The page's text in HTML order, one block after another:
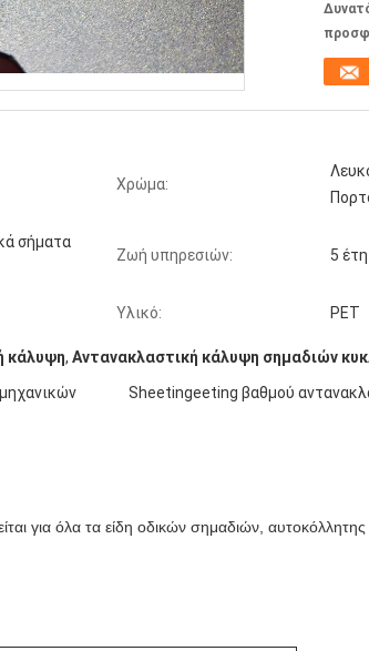
Χρώμα:
σήματα
Ζωή υπηρεσιών: 5 έτη
Υλικό: PET
κάλυψη, Αντανακλαστική κάλυψη σημαδιών
Sheetingeeting βαθμού
για όλα τα είδη οδικών σημαδιών,